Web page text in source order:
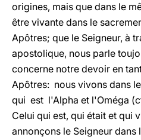
origines, mais que dans le
être vivante dans le
Apôtres; que le Seigneur, à
apostolique, nous parle
concerne notre devoir en
Apôtres: nous vivons dans
qui est l'Alpha et l'Oméga
Celui qui est, qui était et qui
annonçons le Seigneur